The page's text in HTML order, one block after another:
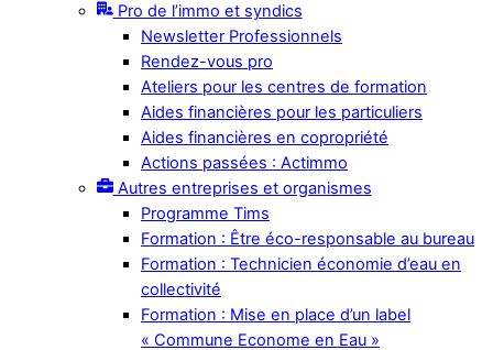
Pro de l’immo et syndics
Newsletter Professionnels
Rendez-vous pro
Ateliers pour les centres de formation
Aides financières pour les particuliers
Aides financières en copropriété
Actions passées : Actimmo
Autres entreprises et organismes
Programme Tims
Formation : Être éco-responsable au bureau
Formation : Technicien économie d’eau en
collectivité
Formation : Mise en place d’un label
« Commune Econome en Eau »